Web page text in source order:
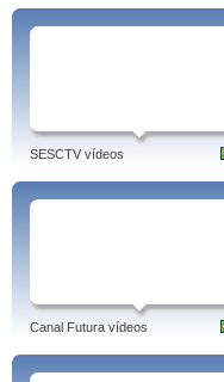
SESCTV vídeos
Canal Futura vídeos